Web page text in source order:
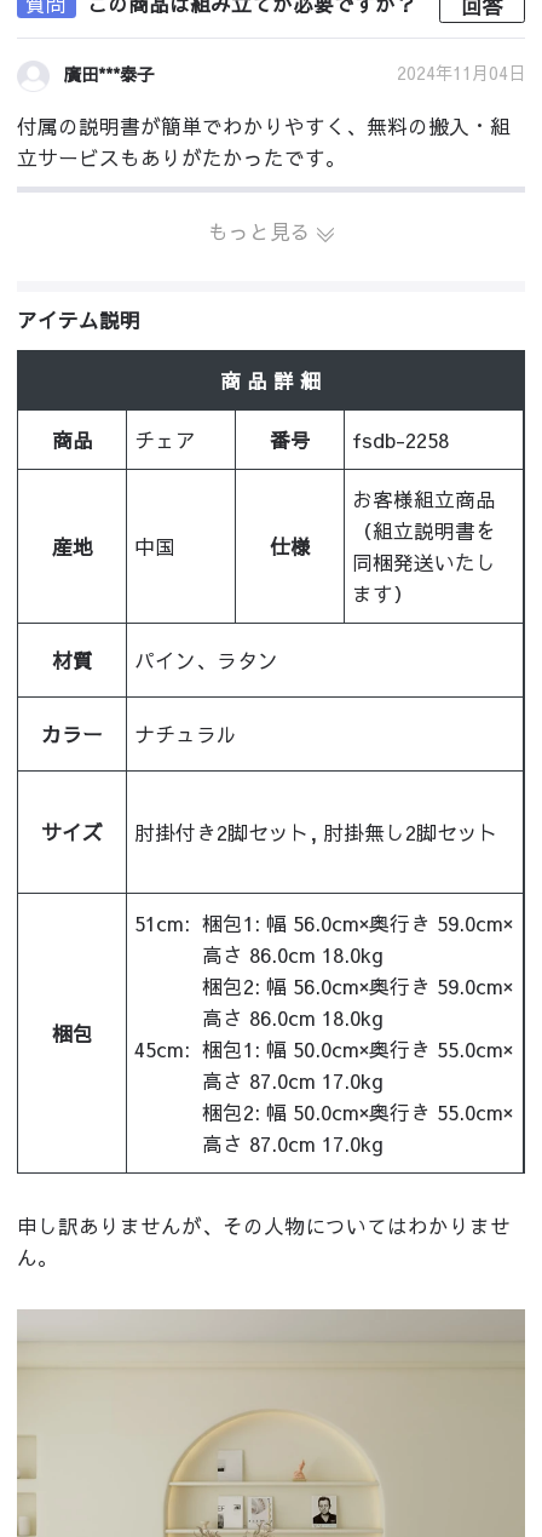
廣田***泰子 2024年11月04日
付属の説明書が簡単でわかりやすく、無料の搬入・組
立サービスもありがたかったです。
もっと見る
アイテム説明
商 品 詳 細
商品 チェア 番号 fsdb-2258
産地 中国 仕様
お客様組立商品
（組立説明書を
同梱発送いたし
ます）
材質 パイン、ラタン
カラー ナチュラル
サイズ 肘掛付き2脚セット, 肘掛無し2脚セット
梱包
51cm: 梱包1: 幅 56.0cm×奥行き 59.0cm×
高さ 86.0cm 18.0kg
梱包2: 幅 56.0cm×奥行き 59.0cm×
高さ 86.0cm 18.0kg
45cm: 梱包1: 幅 50.0cm×奥行き 55.0cm×
高さ 87.0cm 17.0kg
梱包2: 幅 50.0cm×奥行き 55.0cm×
高さ 87.0cm 17.0kg
申し訳ありませんが、その人物についてはわかりませ
ん。